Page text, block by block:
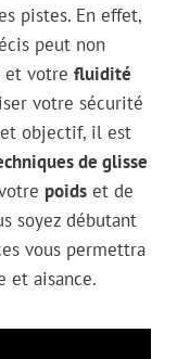
pistes. En effet,
peut non
et votre fluidité
votre sécurité
objectif, il est
de glisse
poids et de
soyez débutant
vous permettra
et aisance.